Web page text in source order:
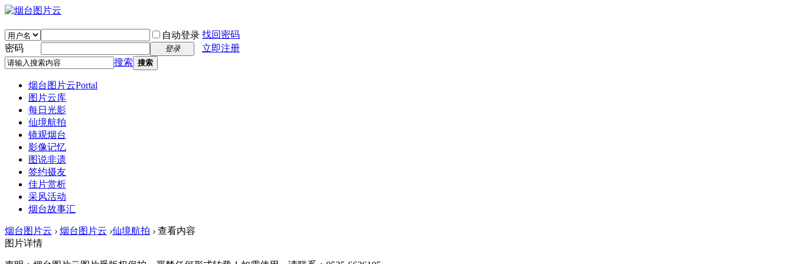
自动登录 找回密码
密码
登录
立即注册
搜索 搜索
烟台图片云Portal
图片云库
每日光影
仙境航拍
镜观烟台
影像记忆
图说非遗
签约摄友
佳片赏析
采风活动
烟台故事汇
烟台图片云 › 烟台图片云 ›仙境航拍 › 查看内容
图片详情